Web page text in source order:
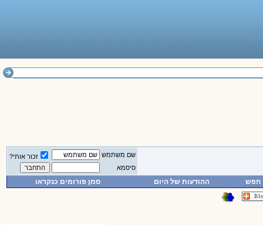
שם משתמש
זכור אותי?
סיסמא
חפש ההודעות של היום סמן פורומים כנקראו